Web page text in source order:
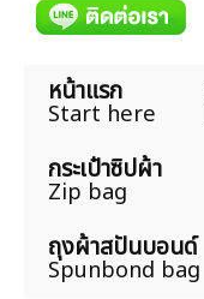
หน้าแรก
Start here
กระเป๋าซิปผ้า
Zip bag
ถุงผ้าสปันบอนด์
Spunbond bag